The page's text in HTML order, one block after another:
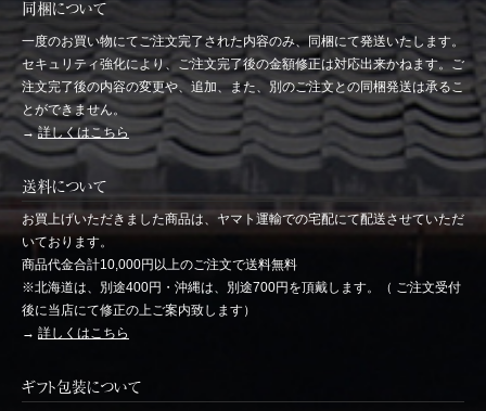
同梱について
一度のお買い物にてご注文完了された内容のみ、同梱にて発送いたします。
セキュリティ強化により、ご注文完了後の金額修正は対応出来かねます。ご
注文完了後の内容の変更や、追加、また、別のご注文との同梱発送は承るこ
とができません。
→詳しくはこちら
送料について
お買上げいただきました商品は、ヤマト運輸での宅配にて配送させていただ
いております。
商品代金合計10,000円以上のご注文で送料無料
※北海道は、別途400円・沖縄は、別途700円を頂戴します。（ ご注文受付
後に当店にて修正の上ご案内致します）
→ 詳しくはこちら
ギフト包装について